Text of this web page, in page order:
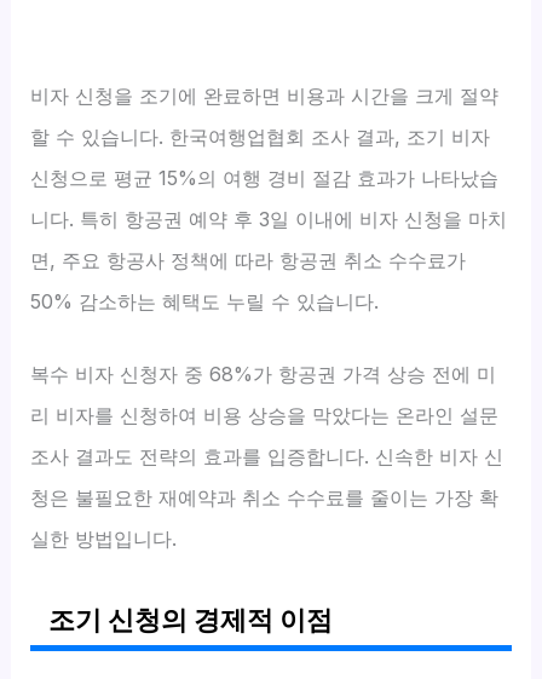
비자 신청을 조기에 완료하면 비용과 시간을 크게 절약
할 수 있습니다. 한국여행업협회 조사 결과, 조기 비자
신청으로 평균 15%의 여행 경비 절감 효과가 나타났습
니다. 특히 항공권 예약 후 3일 이내에 비자 신청을 마치
면, 주요 항공사 정책에 따라 항공권 취소 수수료가
50% 감소하는 혜택도 누릴 수 있습니다.
복수 비자 신청자 중 68%가 항공권 가격 상승 전에 미
리 비자를 신청하여 비용 상승을 막았다는 온라인 설문
조사 결과도 전략의 효과를 입증합니다. 신속한 비자 신
청은 불필요한 재예약과 취소 수수료를 줄이는 가장 확
실한 방법입니다.
조기 신청의 경제적 이점